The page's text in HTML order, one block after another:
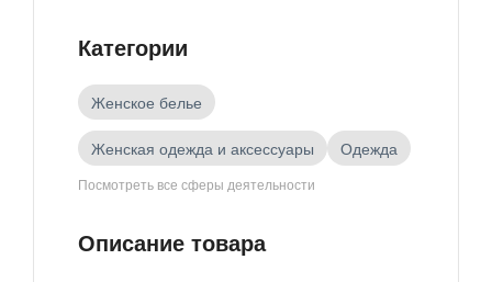
Категории
Женское белье
Женская одежда и аксессуары Одежда
Товары российских производителей
Посмотреть все сферы деятельности
Описание товара